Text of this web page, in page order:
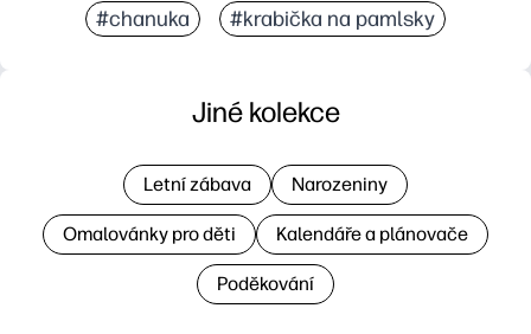
#chanuka #krabička na pamlsky
Jiné kolekce
Letní zábava Narozeniny
Omalovánky pro děti Kalendáře a plánovače
Poděkování